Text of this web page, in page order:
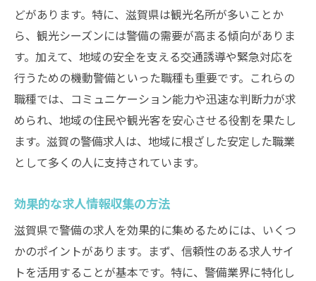
どがあります。特に、滋賀県は観光名所が多いことか
ら、観光シーズンには警備の需要が高まる傾向がありま
す。加えて、地域の安全を支える交通誘導や緊急対応を
行うための機動警備といった職種も重要です。これらの
職種では、コミュニケーション能力や迅速な判断力が求
められ、地域の住民や観光客を安心させる役割を果たし
ます。滋賀の警備求人は、地域に根ざした安定した職業
として多くの人に支持されています。
効果的な求人情報収集の方法
滋賀県で警備の求人を効果的に集めるためには、いくつ
かのポイントがあります。まず、信頼性のある求人サイ
トを活用することが基本です。特に、警備業界に特化し